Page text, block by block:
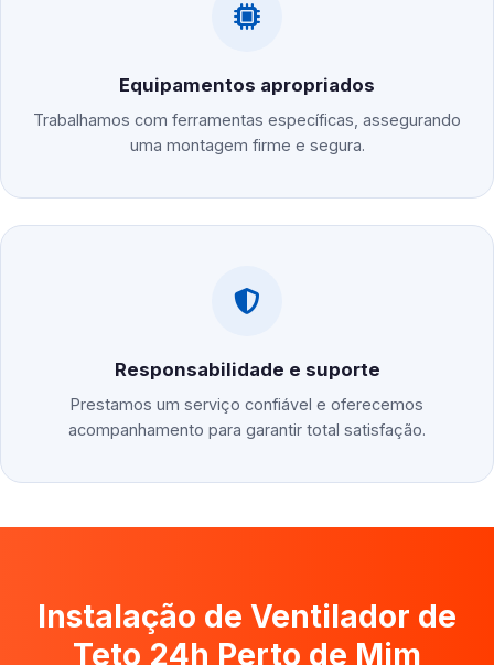
Equipamentos apropriados
Trabalhamos com ferramentas específicas, assegurando
uma montagem firme e segura.
Responsabilidade e suporte
Prestamos um serviço confiável e oferecemos
acompanhamento para garantir total satisfação.
Instalação de Ventilador de
Teto 24h Perto de Mim